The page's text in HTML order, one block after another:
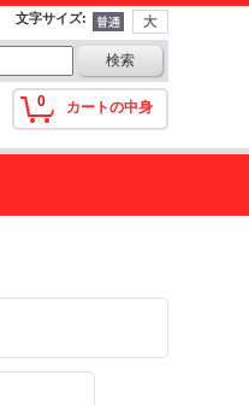
文字サイズ:
0 カートの中身